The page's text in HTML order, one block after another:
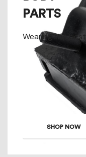
PARTS
Wearing the best
SHOP NOW